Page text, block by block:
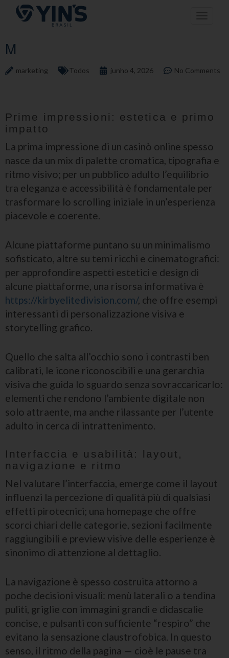
Pular
para
Toggle
M
marketing Todos junho 4, 2026 No Comments
Prime impressioni: estetica e primo
impatto
La prima impressione di un casinò online spesso
nasce da un mix di palette cromatica, tipografia e
ritmo visivo; per un pubblico adulto l’equilibrio
tra eleganza e accessibilità è fondamentale per
trasformare lo scrolling iniziale in un’esperienza
piacevole e coerente.
Alcune piattaforme puntano su un minimalismo
sofisticato, altre su temi ricchi e cinematografici:
per approfondire aspetti estetici e design di
alcune piattaforme, una risorsa informativa è
https://kirbyelitedivision.com/, che offre esempi
interessanti di personalizzazione visiva e
storytelling grafico.
Quello che salta all’occhio sono i contrasti ben
calibrati, le icone riconoscibili e una gerarchia
visiva che guida lo sguardo senza sovraccaricarlo:
elementi che rendono l’ambiente digitale non
solo attraente, ma anche rilassante per l’utente
adulto in cerca di intrattenimento.
Interfaccia e usabilità: layout,
navigazione e ritmo
Nel valutare l’interfaccia, emerge come il layout
influenzi la percezione di qualità più di qualsiasi
effetti pirotecnici; una homepage che offre
scorci chiari delle categorie, sezioni facilmente
raggiungibili e preview visive delle esperienze è
sinonimo di attenzione al dettaglio.
La navigazione è spesso costruita attorno a
poche decisioni visuali: menù laterali o a tendina
puliti, griglie con immagini grandi e didascalie
concise, e pulsanti con sufficiente “respiro” che
evitano la sensazione claustrofobica. In questo
senso, il ritmo della pagina — cioè le pause tra